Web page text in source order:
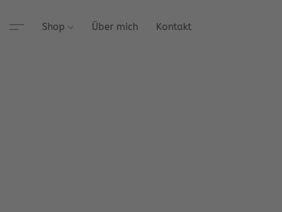
Shop Über mich Kontakt